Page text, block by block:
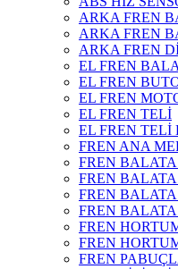
ARKA FREN
ARKA FREN
ARKA FREN
EL FREN
EL FREN
EL FREN
EL FREN TELİ
EL FREN TELİ
FREN ANA
FREN BALATA
FREN
FREN
FREN
FREN
FREN
FREN